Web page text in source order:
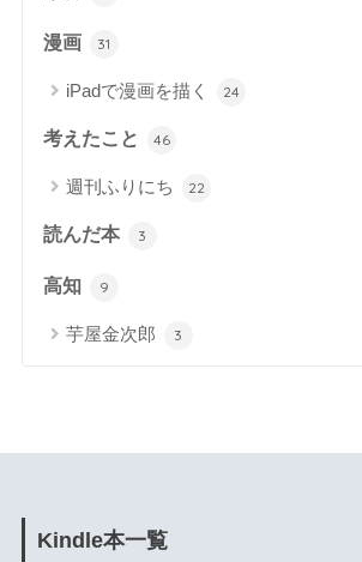
漫画 31
iPadで漫画を描く 24
考えたこと 46
週刊ふりにち 22
読んだ本 3
高知 9
芋屋金次郎 3
Kindle本一覧